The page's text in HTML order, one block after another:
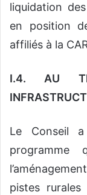
liquidation
en position
affiliés à la
I.4. AU
Le Conseil
programme
pistes